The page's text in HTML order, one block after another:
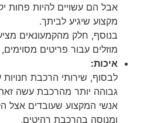
אבל הם עשויים להיות פחות
מקצוע שיגיע לביתך.
בנוסף, חלק מהקמעונאים
מוזלים עבור פריטים מסוימים,
איכות:
לבסוף, שירותי הרכבת
גבוהה יותר מהרכבת עשה
אנשי המקצוע שעובדים אצל
ומנוסה בהרכבת רהיטים,